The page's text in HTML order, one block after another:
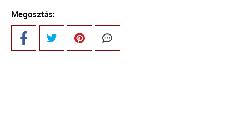
Megosztás: